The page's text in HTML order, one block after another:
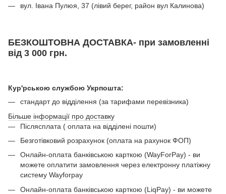
вул. Івана Пулюя, 37 (лівий берег, район вул Калинова)
БЕЗКОШТОВНА ДОСТАВКА- при замовленні
від 3 000 грн.
Кур'рською службою Укрпошта:
стандарт до відділення (за тарифами перевізника)
Більше інформації про доставку
Післясплата ( оплата на відділені пошти)
Безготівковий розрахунок (оплата на рахунок ФОП)
Онлайн-оплата банківською карткою (WayForPay) - ви
можете оплатити замовлення через електронну платіжну
систему Wayforpay
Онлайн-оплата банківською карткою (LiqPay) - ви можете